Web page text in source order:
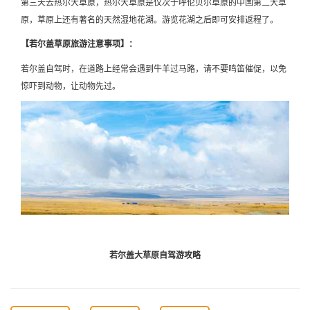
原，草原上还有著名的天然湿地花湖。游览花湖之后即可安排返程了。
【若尔盖草原旅游注意事项】：
若尔盖自驾时，在道路上经常会遇到牛羊过马路，请不要鸣笛催促，以免
惊吓到动物，让动物先过。
若尔盖大草原自驾游攻略